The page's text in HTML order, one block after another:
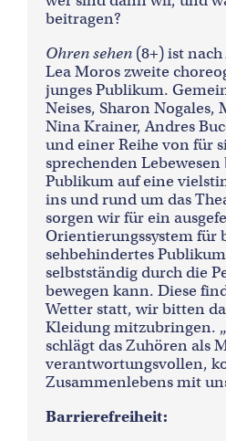
beitragen?
Ohren sehen (8+) ist nach
Lea Moros zweite
junges Publikum.
Neises, Sharon Nogales,
Nina Krainer, Andres
und einer Reihe von für
sprechenden Lebewesen
Publikum auf eine
ins und rund um das
sorgen wir für ein
Orientierungssystem für
sehbehindertes
selbstständig durch die
bewegen kann. Diese
Wetter statt, wir bitten
Kleidung mitzubringen.
schlägt das Zuhören als
verantwortungsvollen,
Zusammenlebens mit
Barrierefreiheit: